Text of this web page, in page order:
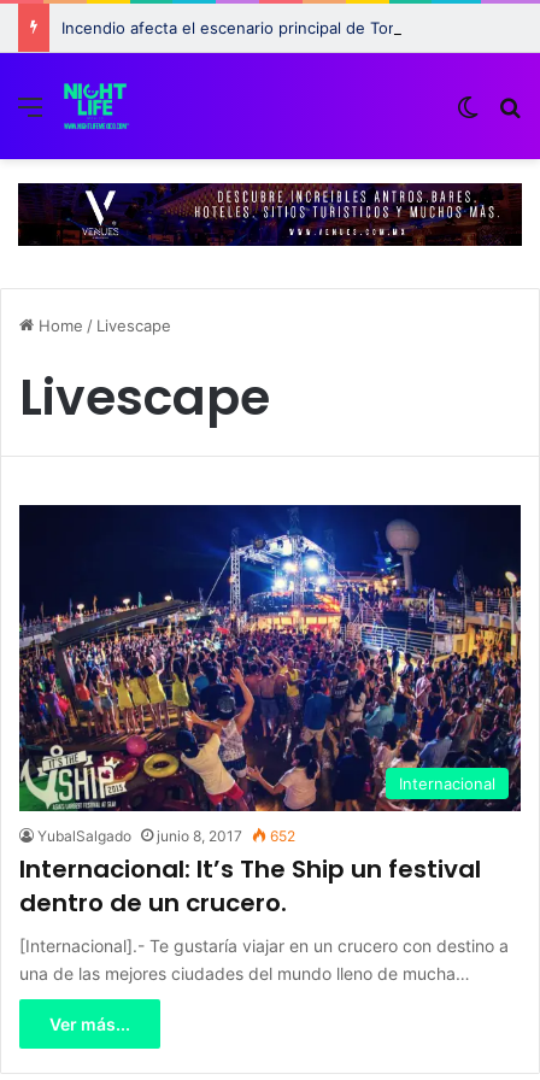
Menu
Home / Livescape
Livescape
Internacional
YubalSalgado junio 8, 2017 652
Internacional: It’s The Ship un festival
dentro de un crucero.
[Internacional].- Te gustaría viajar en un crucero con destino a
una de las mejores ciudades del mundo lleno de mucha…
Ver más...